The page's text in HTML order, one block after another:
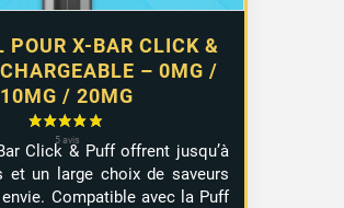
POUR X-BAR CLICK &
– 0MG /
10MG / 20MG
Click & Puff offrent jusqu’à
et un large choix de saveurs
Compatible avec la Puff